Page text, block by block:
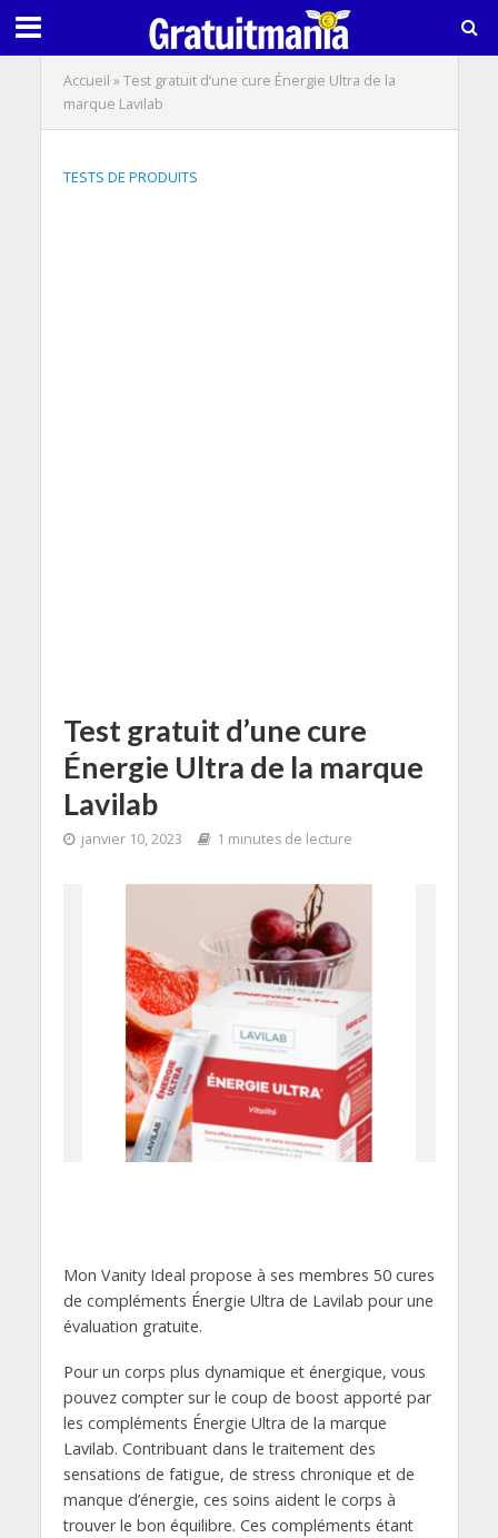
Accueil »Test gratuit d’une cure Énergie Ultra de la
marque Lavilab
TESTS DE PRODUITS
Test gratuit d’une cure
Énergie Ultra de la marque
Lavilab
janvier 10, 2023 1 minutes de lecture
Mon Vanity Ideal propose à ses membres 50 cures
de compléments Énergie Ultra de Lavilab pour une
évaluation gratuite.
Pour un corps plus dynamique et énergique, vous
pouvez compter sur le coup de boost apporté par
les compléments Énergie Ultra de la marque
Lavilab. Contribuant dans le traitement des
sensations de fatigue, de stress chronique et de
manque d’énergie, ces soins aident le corps à
trouver le bon équilibre. Ces compléments étant